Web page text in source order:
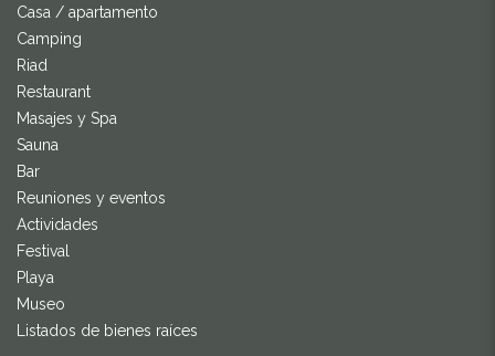
Casa / apartamento
Camping
Riad
Restaurant
Masajes y Spa
Sauna
Bar
Reuniones y eventos
Actividades
Festival
Playa
Museo
Listados de bienes raíces